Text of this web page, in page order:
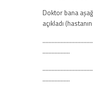
Doktor bana
açıkladı
………………
………………